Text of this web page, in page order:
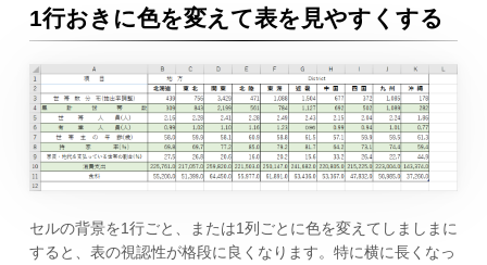
1行おきに色を変えて表を見やすくする
セルの背景を1行ごと、または1列ごとに色を変えてしましまに
すると、表の視認性が格段に良くなります。特に横に長くなっ